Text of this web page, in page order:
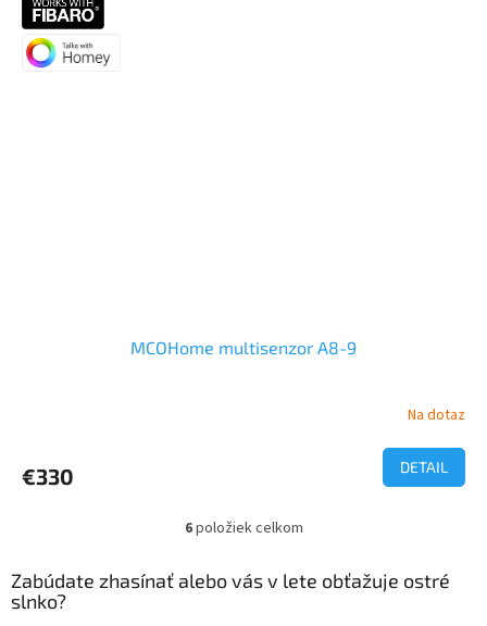
MCOHome multisenzor A8-9
je
Na dotaz
€330 DETAIL
O
l
6položiek celkom
Zabúdate zhasínať alebo vás v lete obťažuje ostré
slnko?